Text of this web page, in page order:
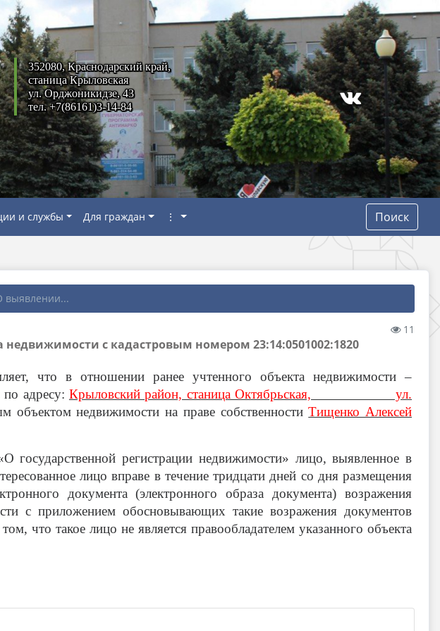
352080, Краснодарский край,
станица Крыловская
ул. Орджоникидзе, 43
тел. +7(86161)3-14-84
и службы Для граждан ⋮ Поиск
выявлении...
11
с кадастровым номером 23:14:0501002:1820
что в отношении ранее учтенного объекта недвижимости –
адресу: Крыловский район, станица Октябрьская, ул.
объектом недвижимости на праве собственностиТищенко Алексей
регистрации недвижимости» лицо, выявленное в
лицо вправе в течение тридцати дней со дня размещения
документа (электронного образа документа) возражения
с приложением обосновывающих такие возражения документов
что такое лицо не является правообладателем указанного объекта